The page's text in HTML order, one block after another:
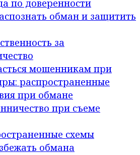
по доверенности
обман и защитить
за
мошенникам при
распространенные
при обмане
при съеме
схемы
обмана